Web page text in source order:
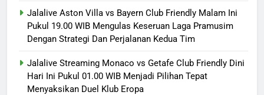
Jalalive Aston Villa vs Bayern Club Friendly Malam Ini
Pukul 19.00 WIB Mengulas Keseruan Laga Pramusim
Dengan Strategi Dan Perjalanan Kedua Tim
Jalalive Streaming Monaco vs Getafe Club Friendly Dini
Hari Ini Pukul 01.00 WIB Menjadi Pilihan Tepat
Menyaksikan Duel Klub Eropa